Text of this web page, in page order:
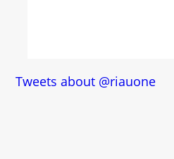
Tweets about @riauone